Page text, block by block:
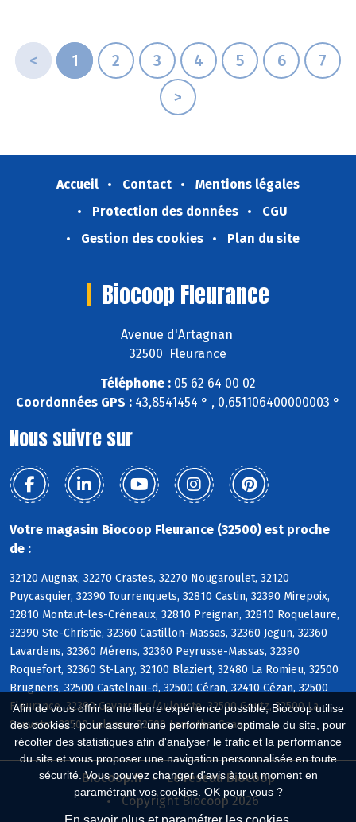
Afin de vous offrir la meilleure expérience possible, Biocoop utilise
des cookies : pour assurer une performance optimale du site, pour
récolter des statistiques afin d'analyser le trafic et la performance
du site et vous proposer une navigation personnalisée en toute
sécurité. Vous pouvez changer d'avis à tout moment en
paramétrant vos cookies. OK pour vous ?
< 1 2 3 4 5 6
7
>
Accueil Contact
Mentions légales
Protection des données
CGU
Gestion des cookies
Plan du site
Biocoop Fleurance
Avenue d'Artagnan
32500 Fleurance
Téléphone : 05 62 64 00 02
Coordonnées GPS : 43,8541454 ° , 0,651106400000003 °
Nous suivre sur
Votre magasin Biocoop Fleurance (32500) est proche
de :
32120 Augnax, 32270 Crastes, 32270 Nougaroulet, 32120
Puycasquier, 32390 Tourrenquets, 32810 Castin, 32390 Mirepoix,
32810 Montaut-les-Créneaux, 32810 Preignan, 32810 Roquelaure,
32390 Ste-Christie, 32360 Castillon-Massas, 32360 Jegun, 32360
Lavardens, 32360 Mérens, 32360 Peyrusse-Massas, 32390
Roquefort, 32360 St-Lary, 32100 Blaziert, 32480 La Romieu, 32500
Brugnens, 32500 Castelnau-d, 32500 Céran, 32410 Cézan, 32500
Fleurance, 32390 Gavarret s/Aulouste, 32500 Goutz, 32500 La
Sauvetat, 32500 Lalanne, 32500 Lamothe-Goas
Biocoop.fr
Le réseau Biocoop
Copyright Biocoop 2026